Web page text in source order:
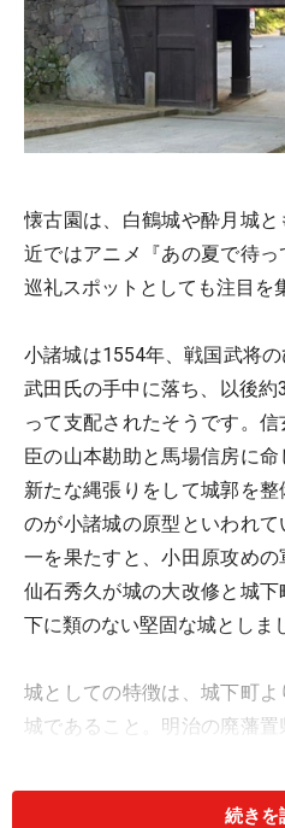
懐古園は、白鶴城や酔月城
近ではアニメ『あの夏で待
巡礼スポットとしても注目を
小諸城は1554年、戦国武将
武田氏の手中に落ち、以後
って支配されたそうです。
臣の山本勘助と馬場信房に
新たな縄張りをして城郭を
のが小諸城の原型といわれ
一を果たすと、小田原攻め
仙石秀久が城の大改修と城
下に類のない堅固な城としま
城としての特徴は、城下町
城であること。明治の廃藩
れました。
続きを